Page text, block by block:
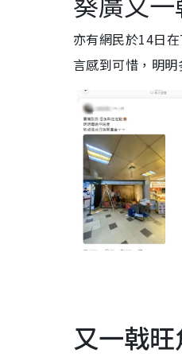
亦有網民於14日
言感到可惜，明
又一戟